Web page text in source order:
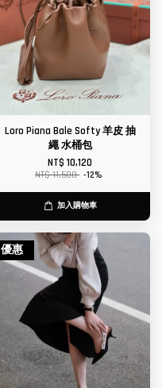
Loro Piana Bale Softy 羊皮 抽
繩 水桶包
NT$ 10,120
NT$ 11,500 -12%
加入購物車
優惠